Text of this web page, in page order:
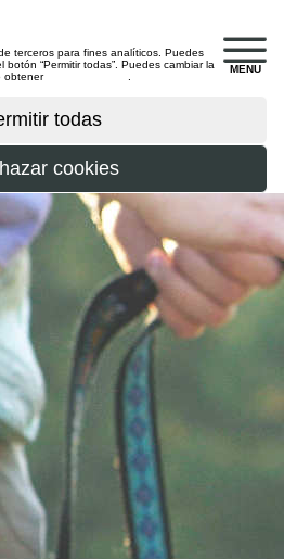
MENU
terceros para fines analíticos. Puedes
“Permitir todas”. Puedes cambiar la
obtener